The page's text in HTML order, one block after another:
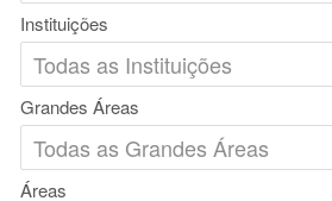
Instituições
Grandes Áreas
Áreas